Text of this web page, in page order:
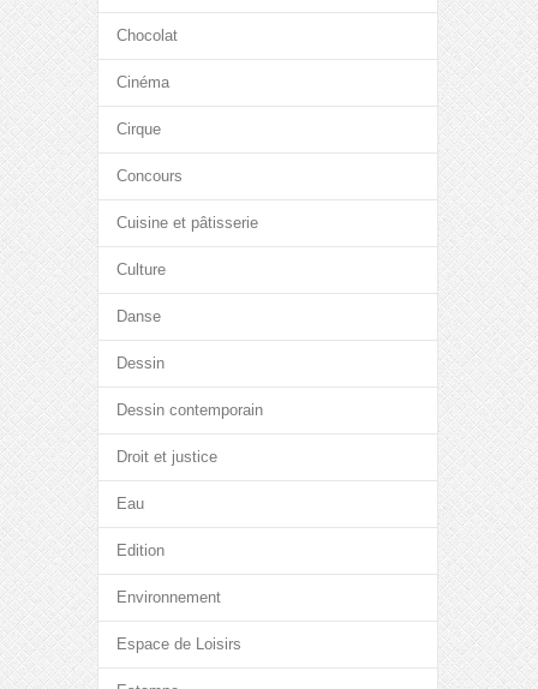
Chocolat
Cinéma
Cirque
Concours
Cuisine et pâtisserie
Culture
Danse
Dessin
Dessin contemporain
Droit et justice
Eau
Edition
Environnement
Espace de Loisirs